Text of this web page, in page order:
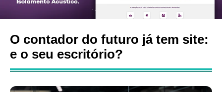
O contador do futuro já tem site:
e o seu escritório?